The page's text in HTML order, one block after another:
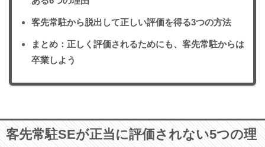
客先常駐から脱出して正しい評価を得る3つの方法
まとめ：正しく評価されるためにも、客先常駐からは
卒業しよう
客先常駐SEが正当に評価されない5つの理